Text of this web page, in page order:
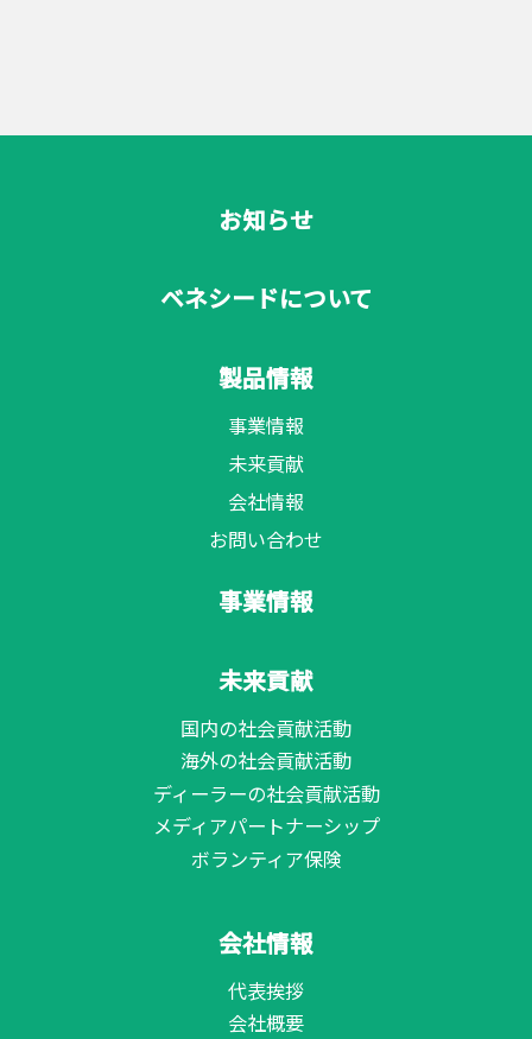
お知らせ
ベネシードについて
製品情報
事業情報
未来貢献
会社情報
お問い合わせ
事業情報
未来貢献
国内の社会貢献活動
海外の社会貢献活動
ディーラーの社会貢献活動
メディアパートナーシップ
ボランティア保険
会社情報
代表挨拶
会社概要